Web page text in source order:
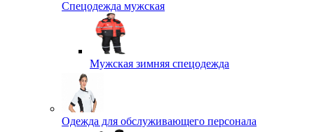
Спецодежда мужская
Мужская зимняя спецодежда
Одежда для обслуживающего персонала